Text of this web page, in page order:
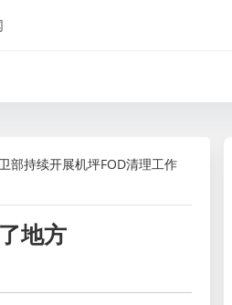
开展机坪FOD清理工作 海航北京=
地方